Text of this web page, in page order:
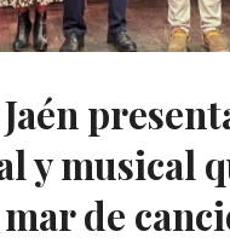
y musical
de